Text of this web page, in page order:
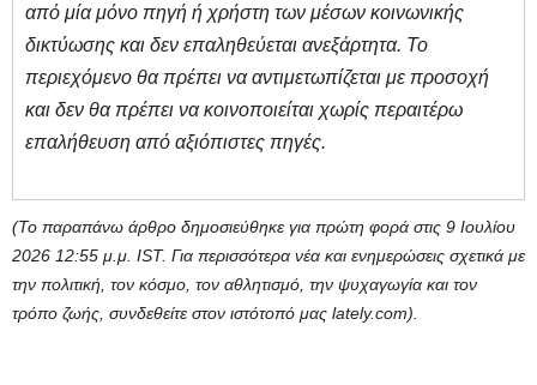
από μία μόνο πηγή ή χρήστη των μέσων κοινωνικής
δικτύωσης και δεν επαληθεύεται ανεξάρτητα. Το
περιεχόμενο θα πρέπει να αντιμετωπίζεται με προσοχή
και δεν θα πρέπει να κοινοποιείται χωρίς περαιτέρω
επαλήθευση από αξιόπιστες πηγές.
(Το παραπάνω άρθρο δημοσιεύθηκε για πρώτη φορά στις 9 Ιουλίου
2026 12:55 μ.μ. IST. Για περισσότερα νέα και ενημερώσεις σχετικά με
την πολιτική, τον κόσμο, τον αθλητισμό, την ψυχαγωγία και τον
τρόπο ζωής, συνδεθείτε στον ιστότοπό μας lately.com).